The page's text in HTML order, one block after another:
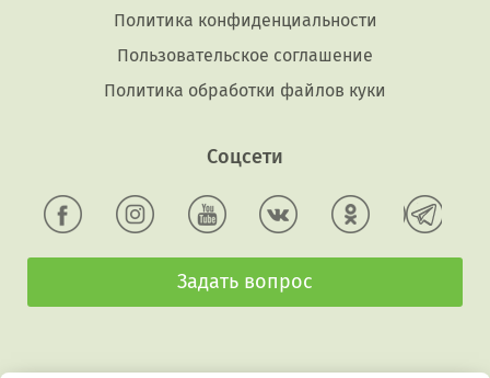
Политика конфиденциальности
Пользовательское соглашение
Политика обработки файлов куки
Соцсети
Задать вопрос